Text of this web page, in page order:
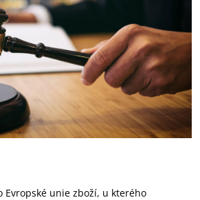
Evropské unie zboží, u kterého